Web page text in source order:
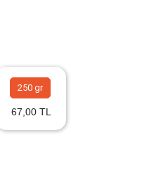
250 gr
67,00 TL